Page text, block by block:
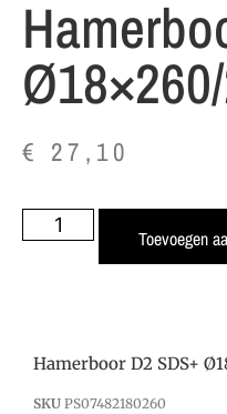
€ 27,10
Toevoegen
Hamerboor D2 SDS+
SKU PS07482180260